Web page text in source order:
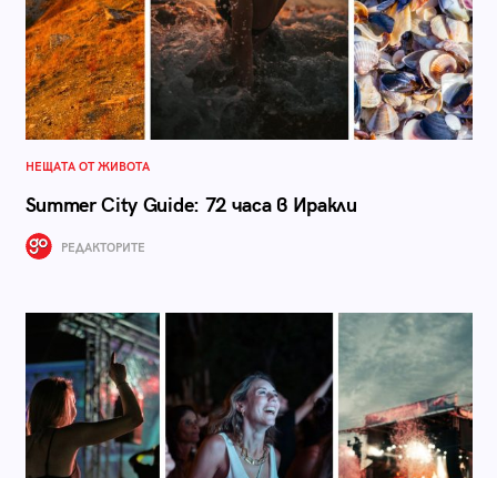
НЕЩАТА ОТ ЖИВОТА
Summer City Guide: 72 часа в Иракли
РЕДАКТОРИТЕ